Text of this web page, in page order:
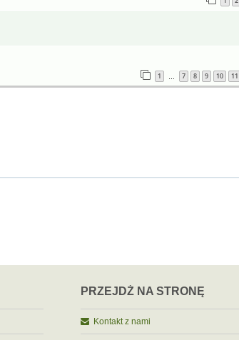
1 7 8 9 10 11
PRZEJDŹ NA STRONĘ
Kontakt z nami